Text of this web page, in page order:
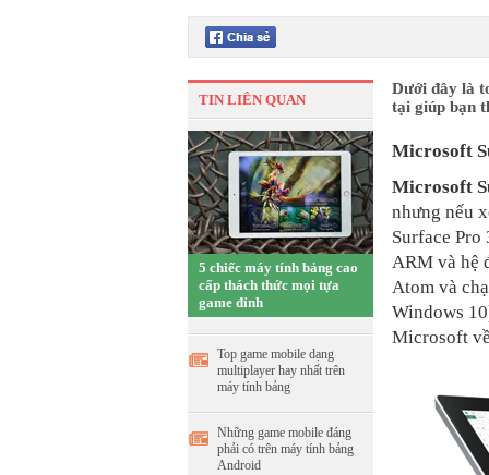
TIN LIÊN QUAN
5 chiếc máy tính bảng cao
cấp thách thức mọi tựa
game đỉnh
Top game mobile dạng
multiplayer hay nhất trên
máy tính bảng
Những game mobile đáng
phải có trên máy tính bảng
Android
Dưới đây là
tại giúp bạn
Microsoft
Microsoft​
nhưng nếu
Surface
ARM và hệ
Atom và
Windows
Microsoft